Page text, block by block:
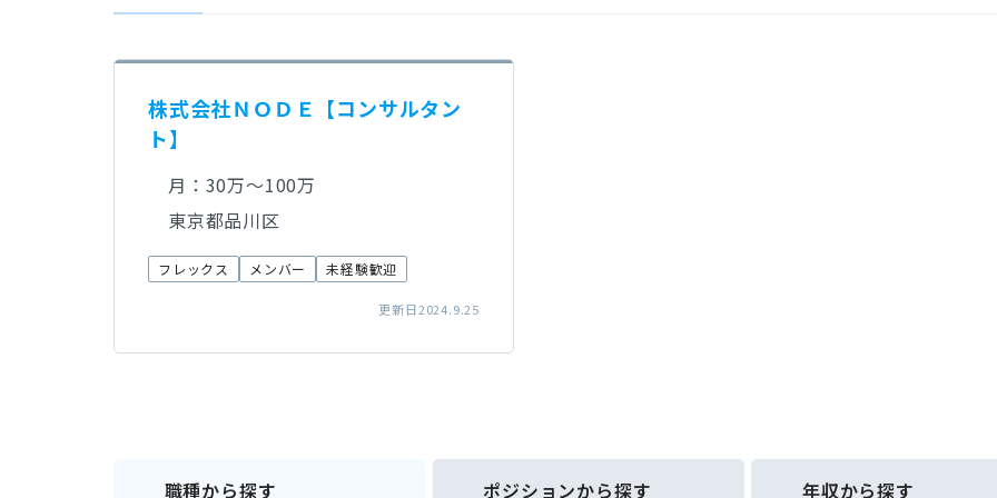
株式会社ＮＯＤＥ【コンサルタン
ト】
月：30万～100万
東京都品川区
フレックス メンバー 未経験歓迎
更新日2024.9.25
職種から探す ポジションから探す 年収から探す